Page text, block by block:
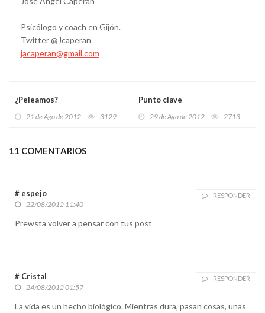
Psicólogo y coach en Gijón.
Twitter @Jcaperan
jacaperan@gmail.com
¿Peleamos?
21 de Ago de 2012 3129
Punto clave
29 de Ago de 2012 2713
11 COMENTARIOS
# espejo RESPONDER
22/08/2012 11:40
Prewsta volver a pensar con tus post
# Cristal RESPONDER
24/08/2012 01:57
La vida es un hecho biológico. Mientras dura, pasan cosas, unas